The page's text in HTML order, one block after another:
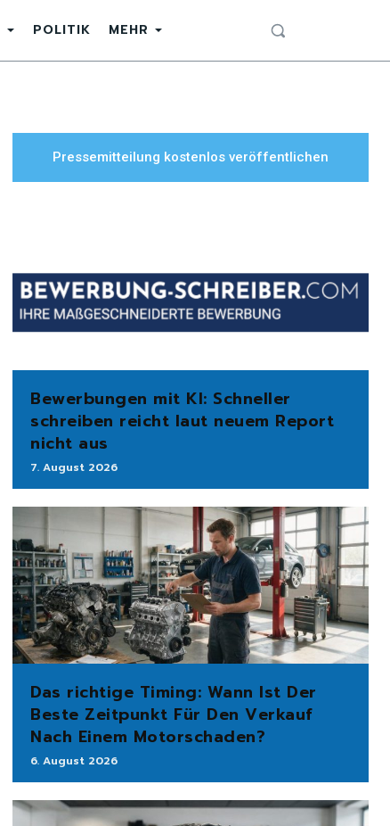
POLITIK MEHR
Pressemitteilung kostenlos veröffentlichen
Bewerbungen mit KI: Schneller
schreiben reicht laut neuem Report
nicht aus
7. August 2026
Das richtige Timing: Wann Ist Der
Beste Zeitpunkt Für Den Verkauf
Nach Einem Motorschaden?
6. August 2026